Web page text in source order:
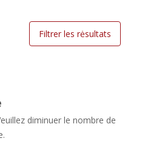
Filtrer les rėsultats
diminuer le nombre de